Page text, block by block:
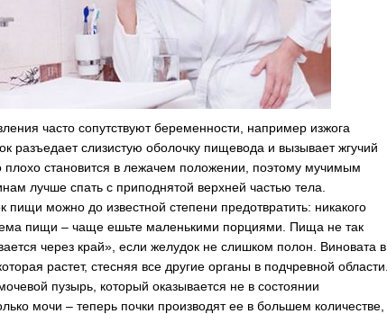
часто сопутствуют беременности, например изжога
разъедает слизистую оболочку пищевода и вызывает жгучий
плохо становится в лежачем положении, поэтому мучимым
лучше спать с приподнятой верхней частью тела.
пищи можно до известной степени предотвратить: никакого
пищи – чаще ешьте маленькими порциями. Пища не так
через край», если желудок не слишком полон. Виновата в
растет, стесняя все другие органы в подчревной области.
пузырь, который оказывается не в состоянии
мочи – теперь почки производят ее в большем количестве,